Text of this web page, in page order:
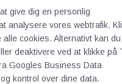
give dig en personlig
analysere vores webtrafik.
cookies. Alternativt kan du
deaktivere ved at klikke på
Googles Business Data
kontrol over dine data.